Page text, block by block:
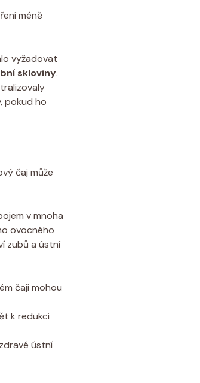
méně
vyžadovat
skloviny.
pokud ho
čaj může
v mnoha
ovocného
zubů a ústní
čaji mohou
k redukci
ústní